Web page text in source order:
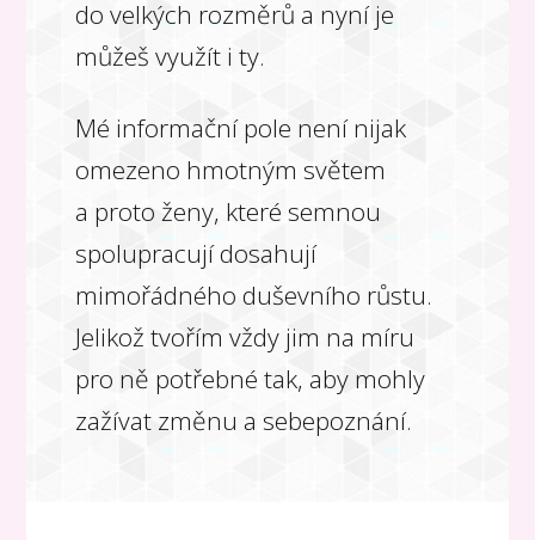
do velkých rozměrů a nyní je
můžeš využít i ty.
Mé informační pole není nijak
omezeno hmotným světem
a proto ženy, které semnou
spolupracují dosahují
mimořádného duševního růstu.
Jelikož tvořím vždy jim na míru
pro ně potřebné tak, aby mohly
zažívat změnu a sebepoznání.